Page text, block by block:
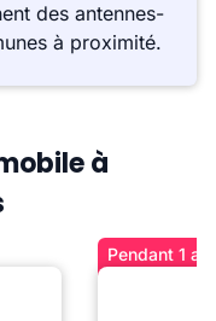
des antennes-
à proximité.
à
Pendant 1